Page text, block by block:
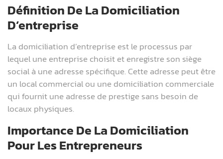
Définition De La Domiciliation
D’entreprise
La domiciliation d’entreprise est le processus par
lequel une entreprise choisit et enregistre son siège
social à une adresse spécifique. Cette adresse peut être
un local commercial ou une domiciliation commerciale
qui fournit une adresse de prestige sans besoin de
locaux physiques.
Importance De La Domiciliation
Pour Les Entrepreneurs